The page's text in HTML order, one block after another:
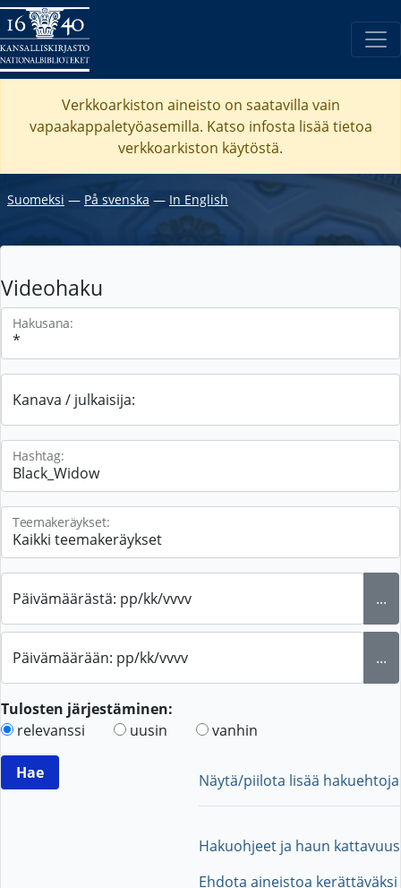
Verkkoarkiston aineisto on saatavilla vain
vapaakappaletyöasemilla. Katso infosta lisää tietoa
verkkoarkiston käytöstä.
Suomeksi ― På svenska ― In English
Videohaku
Hakusana:
Kanava / julkaisija:
Hashtag:
Teemakeräykset:
Päivämäärästä: pp/kk/vvvv ...
Päivämäärään: pp/kk/vvvv ...
Tulosten järjestäminen:
relevanssi
uusin vanhin
Näytä/piilota lisää hakuehtoja
Hakuohjeet ja haun kattavuus
Ehdota aineistoa kerättäväksi